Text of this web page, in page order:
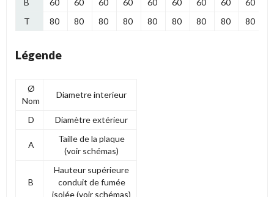
B
60 60 60 60 60 60 60 60 60
T
80 80 80 80 80 80 80 80 80
Légende
Ø
Nom
Diametre interieur
D Diamètre extérieur
A
Taille de la plaque
(voir schémas)
B
Hauteur supérieure
conduit de fumée
isolée (voir schémas)